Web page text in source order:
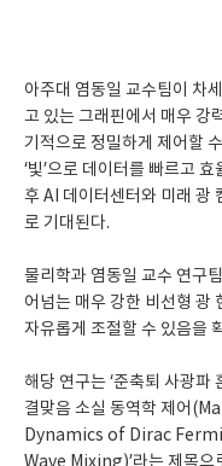
아주대 염동일 교수팀이 차
고 있는 그래핀에서 매우 강
기적으로 정밀하게 제어할
‘빛’으로 데이터를 빠르고
후 AI 데이터센터와 미래 광
로 기대된다.
물리학과 염동일 교수 연구
어넘는 매우 강한 비선형 광
자유롭게 조절할 수 있음을
해당 연구는 ‘준축퇴 사광파
결맞음 소실 동역학 제어
Dynamics of Dirac
Wave Mixing)’라는 제목으